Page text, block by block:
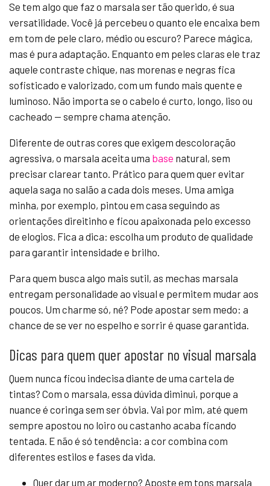
Se tem algo que faz o marsala ser tão querido, é sua
versatilidade. Você já percebeu o quanto ele encaixa bem
em tom de pele claro, médio ou escuro? Parece mágica,
mas é pura adaptação. Enquanto em peles claras ele traz
aquele contraste chique, nas morenas e negras fica
sofisticado e valorizado, com um fundo mais quente e
luminoso. Não importa se o cabelo é curto, longo, liso ou
cacheado — sempre chama atenção.
Diferente de outras cores que exigem descoloração
agressiva, o marsala aceita uma base natural, sem
precisar clarear tanto. Prático para quem quer evitar
aquela saga no salão a cada dois meses. Uma amiga
minha, por exemplo, pintou em casa seguindo as
orientações direitinho e ficou apaixonada pelo excesso
de elogios. Fica a dica: escolha um produto de qualidade
para garantir intensidade e brilho.
Para quem busca algo mais sutil, as mechas marsala
entregam personalidade ao visual e permitem mudar aos
poucos. Um charme só, né? Pode apostar sem medo: a
chance de se ver no espelho e sorrir é quase garantida.
Dicas para quem quer apostar no visual marsala
Quem nunca ficou indecisa diante de uma cartela de
tintas? Com o marsala, essa dúvida diminui, porque a
nuance é coringa sem ser óbvia. Vai por mim, até quem
sempre apostou no loiro ou castanho acaba ficando
tentada. E não é só tendência: a cor combina com
diferentes estilos e fases da vida.
Quer dar um ar moderno? Aposte em tons marsala